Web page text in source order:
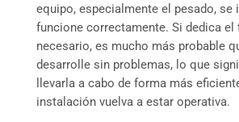
equipo, especialmente el pesado, se
funcione correctamente. Si dedica el
necesario, es mucho más probable
desarrolle sin problemas, lo que
llevarla a cabo de forma más
instalación vuelva a estar operativa.